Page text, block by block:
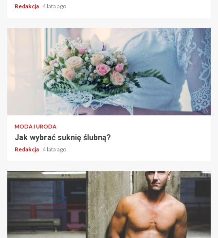
Redakcja 4 lata ago
MODA I URODA
Jak wybrać suknię ślubną?
Redakcja 4 lata ago